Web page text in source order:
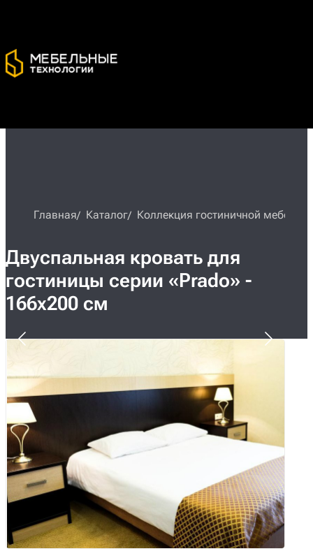
Главная Каталог Коллекция гостиничной мебели
Двуспальная кровать для
гостиницы серии «Prado» -
166x200 см